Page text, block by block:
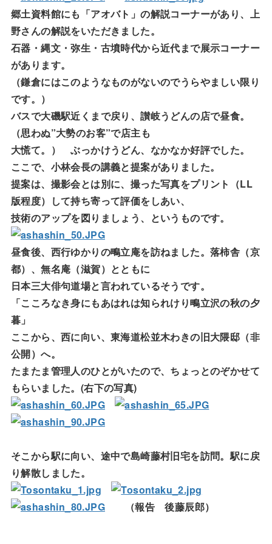
郷土資料館にも「アオバト」の解説コーナーがあり、上
野さんの解説をいただきました。
石器・縄文・弥生・古墳時代から近代まで展示コーナー
があります。
（鎌倉にはこのようなものがないのでうらやましい限り
です。）
バスで大磯駅近くまで戻り、讃岐うどんの店で昼食。
（思わぬ”大勢のお客”で店主も
大慌て。） ぶっかけうどん、なかなか好評でした。
ここで、小林会長の講義と提案がありました。
提案は、撮影会とは別に、撮った写真をプリント（LL
版程度）して持ち寄って評価をしあい、
技術のアップを図りましょう、というものです。
昼食後、西行ゆかりの鴫立庵を訪ねました。落柿舎（京
都）、無名庵（滋賀）とともに
日本三大俳句道場と言われているそうです。
「こころなき身にもあはれは知られけり鴫立沢の秋の夕
暮」
ここから、西に向い、東海道松並木わきの旧大隈邸（非
公開）へ。
たまたま管理人のひとがいたので、ちょっとのぞかせて
もらいました。(右下の写真)
そこから駅に向い、途中で島崎藤村旧宅を訪問。駅に戻
り解散しました。
（報告 後藤辰郎）